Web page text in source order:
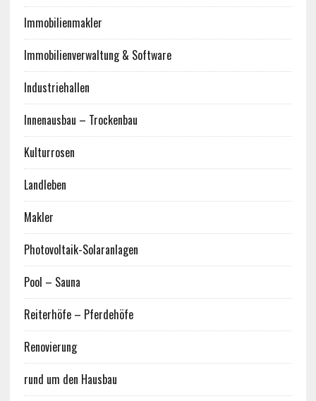
Immobilienmakler
Immobilienverwaltung & Software
Industriehallen
Innenausbau – Trockenbau
Kulturrosen
Landleben
Makler
Photovoltaik-Solaranlagen
Pool – Sauna
Reiterhöfe – Pferdehöfe
Renovierung
rund um den Hausbau